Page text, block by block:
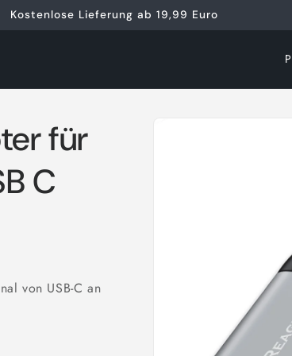
Kostenlose Lieferung ab 19,99 Euro
o
für
C
von USB-C an